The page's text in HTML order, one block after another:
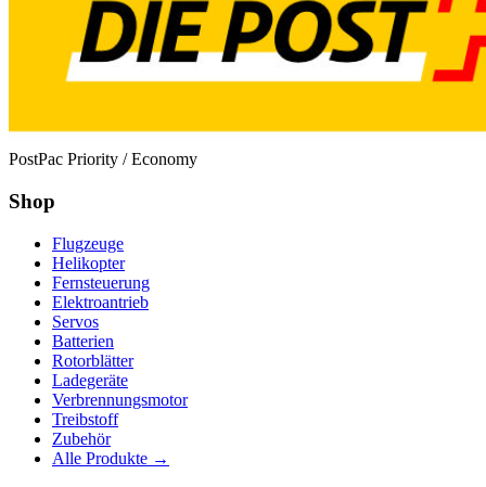
PostPac Priority / Economy
Shop
Flugzeuge
Helikopter
Fernsteuerung
Elektroantrieb
Servos
Batterien
Rotorblätter
Ladegeräte
Verbrennungsmotor
Treibstoff
Zubehör
Alle Produkte →